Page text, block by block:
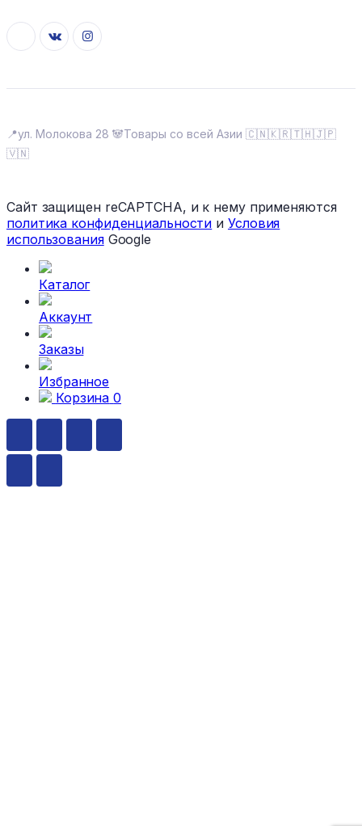
📍ул. Молокова 28 🐼Товары со всей Азии 🇨🇳🇰🇷🇹🇭🇯🇵
🇻🇳
Сайт защищен reCAPTCHA, и к нему применяются
политика конфиденциальности иУсловия
использованияGoogle
Каталог
Аккаунт
Заказы
Избранное
Корзина 0